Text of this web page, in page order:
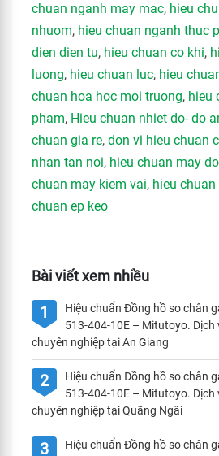
chuan nganh may mac, hieu
nhuom, hieu chuan nganh thuc
dien dien tu, hieu chuan co khi,
luong, hieu chuan luc, hieu
chuan hoa hoc moi truong, hieu
pham, Hieu chuan nhiet do- do
chuan gia re, don vi hieu chuan
nhan tan noi, hieu chuan may
chuan may kiem vai, hieu
chuan ep keo
Bài viết xem nhiều
1
Hiệu chuẩn Đồng hồ so chân
513-404-10E – Mitutoyo.
chuyên nghiệp tại An Giang
2
Hiệu chuẩn Đồng hồ so chân
513-404-10E – Mitutoyo.
chuyên nghiệp tại Quãng Ngãi
3
Hiệu chuẩn Đồng hồ so chân